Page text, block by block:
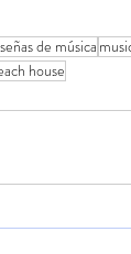
de música
house